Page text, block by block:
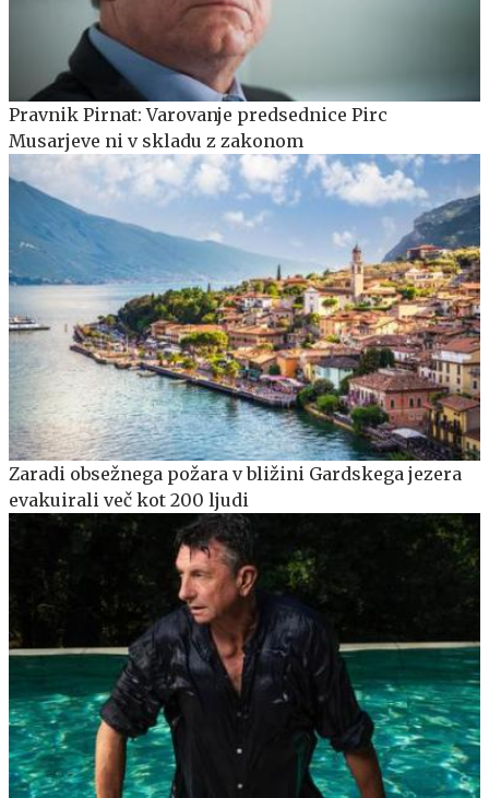
Pravnik Pirnat: Varovanje predsednice Pirc
Musarjeve ni v skladu z zakonom
Zaradi obsežnega požara v bližini Gardskega jezera
evakuirali več kot 200 ljudi